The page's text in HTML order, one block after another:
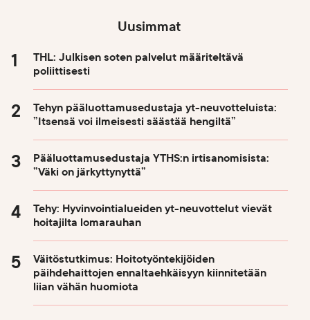
Uusimmat
THL: Julkisen soten palvelut määriteltävä
poliittisesti
Tehyn pääluottamusedustaja yt-neuvotteluista:
”Itsensä voi ilmeisesti säästää hengiltä”
Pääluottamusedustaja YTHS:n irtisanomisista:
”Väki on järkyttynyttä”
Tehy: Hyvinvointialueiden yt-neuvottelut vievät
hoitajilta lomarauhan
Väitöstutkimus: Hoitotyöntekijöiden
päihdehaittojen ennaltaehkäisyyn kiinnitetään
liian vähän huomiota